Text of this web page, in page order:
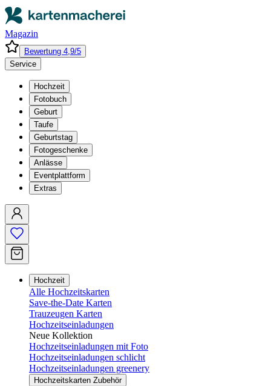
Magazin
Bewertung 4,9/5
Service
Hochzeit
Fotobuch
Geburt
Taufe
Geburtstag
Fotogeschenke
Anlässe
Eventplattform
Extras
Hochzeit
Alle Hochzeitskarten
Save-the-Date Karten
Trauzeugen Karten
Hochzeitseinladungen
Neue Kollektion
Hochzeitseinladungen mit Foto
Hochzeitseinladungen schlicht
Hochzeitseinladungen greenery
Hochzeitskarten Zubehör